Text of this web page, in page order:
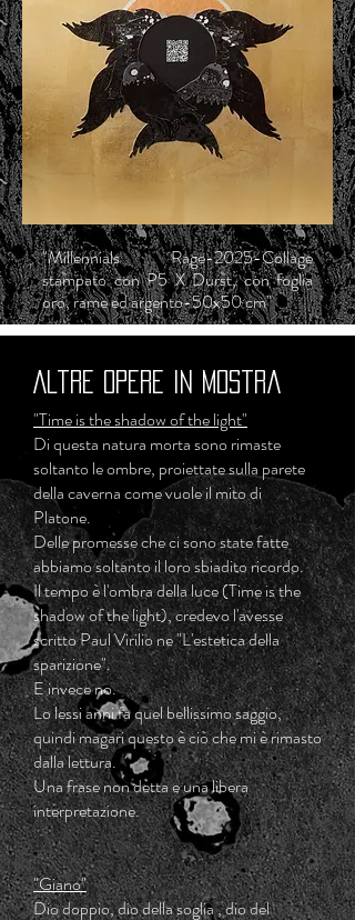
"Millennials Rage-2025-Collage
stampato con P5 X Durst, con foglia
oro, rame ed argento-50x50 cm"
Altre opere in mostra
"Time is the shadow of the light"
Di questa natura morta sono rimaste
soltanto le ombre, proiettate sulla parete
della caverna come vuole il mito di
Platone.
Delle promesse che ci sono state fatte
abbiamo soltanto il loro sbiadito ricordo.
Il tempo è l'ombra della luce (Time is the
shadow of the light), credevo l'avesse
scritto Paul Virilio ne "L'estetica della
sparizione".
E invece no.
Lo lessi anni fa quel bellissimo saggio,
quindi magari questo è ciò che mi è rimasto
dalla lettura.
Una frase non detta e una libera
interpretazione.
"Giano"
Dio doppio, dio della soglia , dio del